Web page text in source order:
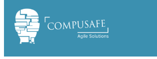
Inhalt
springen